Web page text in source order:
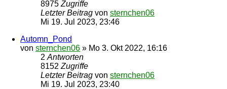
8975 Zugriffe
Letzter Beitrag von sternchen06
Mi 19. Jul 2023, 23:46
Automn_Pond
von sternchen06 » Mo 3. Okt 2022, 16:16
2 Antworten
8152 Zugriffe
Letzter Beitrag von sternchen06
Mi 19. Jul 2023, 23:40